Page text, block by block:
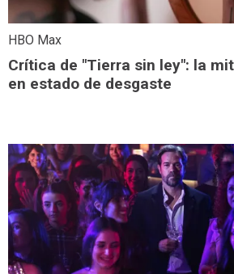
HBO Max
Crítica de "Tierra sin ley": la
en estado de desgaste